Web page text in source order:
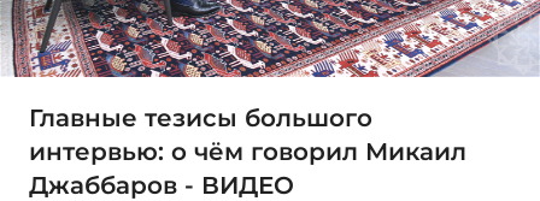
Главные тезисы большого
интервью: о чём говорил Микаил
Джаббаров - ВИДЕО